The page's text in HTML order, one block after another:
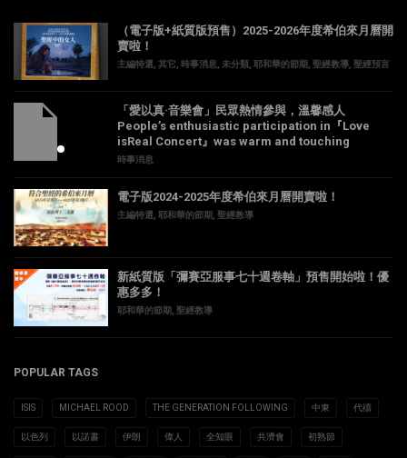
（電子版+紙質版預售）2025-2026年度希伯來月曆開
賣啦！
主編特選, 其它, 時事消息, 未分類, 耶和華的節期, 聖經教導, 聖經預言
「愛以真·音樂會」民眾熱情參與，溫馨感人
People’s enthusiastic participation in『Love
isReal Concert』was warm and touching
時事消息
電子版2024-2025年度希伯來月曆開賣啦！
主編特選, 耶和華的節期, 聖經教導
新紙質版「彌賽亞服事七十週卷軸」預售開始啦！優
惠多多！
耶和華的節期, 聖經教導
POPULAR TAGS
ISIS MICHAEL ROOD THE GENERATION FOLLOWING 中東 代禱
以色列 以諾書 伊朗 偉人 全知眼 共濟會 初熟節